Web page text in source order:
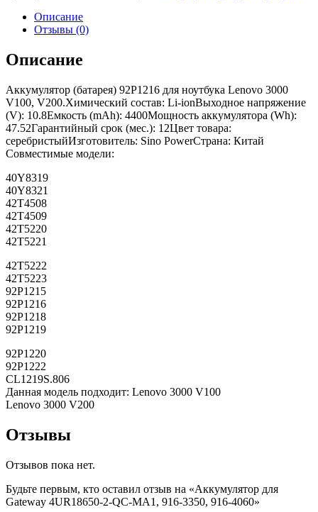
Описание
Отзывы (0)
Описание
Аккумулятор (батарея) 92P1216 для ноутбука Lenovo 3000
V100, V200.Химический состав: Li-ionВыходное напряжение
(V): 10.8Емкость (mAh): 4400Мощность аккумулятора (Wh):
47.52Гарантийный срок (мес.): 12Цвет товара:
серебристыйИзготовитель: Sino PowerСтрана: Китай
Совместимые модели:
40Y8319
40Y8321
42T4508
42T4509
42T5220
42T5221
42T5222
42T5223
92P1215
92P1216
92P1218
92P1219
92P1220
92P1222
CL1219S.806
Данная модель подходит: Lenovo 3000 V100
Lenovo 3000 V200
Отзывы
Отзывов пока нет.
Будьте первым, кто оставил отзыв на «Аккумулятор для
Gateway 4UR18650-2-QC-MA1, 916-3350, 916-4060»